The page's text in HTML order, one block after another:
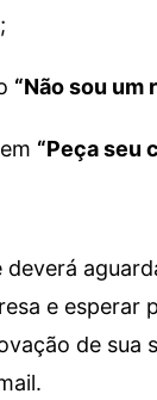
“Não sou um
“Peça seu
deverá
e esperar
de sua